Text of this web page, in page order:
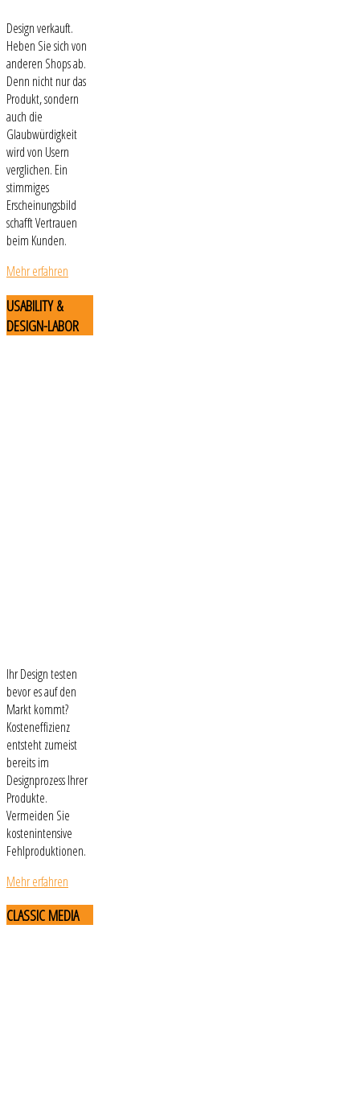
Design verkauft.
Heben Sie sich von
anderen Shops ab.
Denn nicht nur das
Produkt, sondern
auch die
Glaubwürdigkeit
wird von Usern
verglichen. Ein
stimmiges
Erscheinungsbild
schafft Vertrauen
beim Kunden.
Mehr erfahren
USABILITY&
DESIGN-LABOR
Ihr Design testen
bevor es auf den
Markt kommt?
Kosteneffizienz
entsteht zumeist
bereits im
Designprozess Ihrer
Produkte.
Vermeiden Sie
kostenintensive
Fehlproduktionen.
Mehr erfahren
CLASSIC MEDIA